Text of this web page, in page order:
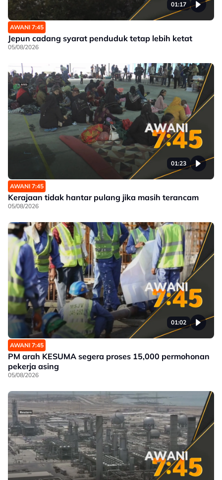
01:17
AWANI 7:45
Jepun cadang syarat penduduk tetap lebih ketat
05/08/2026
01:23
AWANI 7:45
Kerajaan tidak hantar pulang jika masih terancam
05/08/2026
01:02
AWANI 7:45
PM arah KESUMA segera proses 15,000 permohonan
pekerja asing
05/08/2026